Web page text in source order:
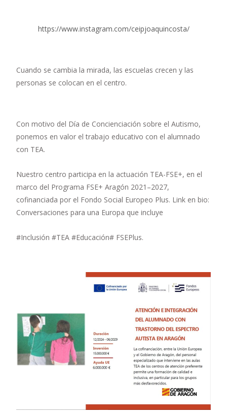
https://www.instagram.com/ceipjoaquincosta/
Cuando se cambia la mirada, las escuelas crecen y las
personas se colocan en el centro.
Con motivo del Día de Concienciación sobre el Autismo,
ponemos en valor el trabajo educativo con el alumnado
con TEA.
Nuestro centro participa en la actuación TEA-FSE+, en el
marco del Programa FSE+ Aragón 2021–2027,
cofinanciada por el Fondo Social Europeo Plus. Link en bio:
Conversaciones para una Europa que incluye
#Inclusión #TEA #Educación# FSEPlus.